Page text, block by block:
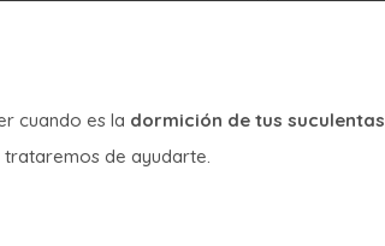
cuando es la dormición de tus suculentas
de ayudarte.